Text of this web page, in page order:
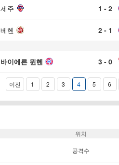
제주 1 - 2
베헨 2 - 1
바이에른 뮌헨 3 - 0
이전 1 2 3 4 5 6
위치
공격수